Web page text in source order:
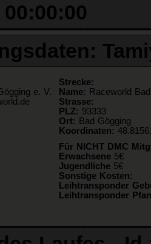
e. V.
Strecke:
Name: Raceworld
Strasse:
PLZ: 93333
Ort: Bad Gögging
Koordinaten:
Für NICHT DMC
Erwachsene 5€
Jugendliche 5€
Sonstige Kosten:
Leihtransponder
Leihtransponder